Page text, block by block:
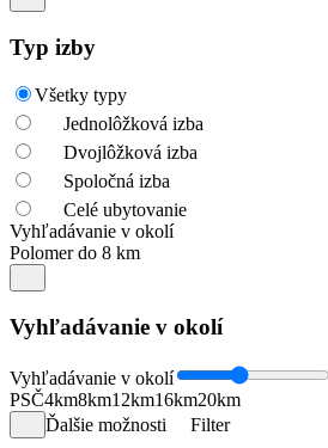
Typ izby
Všetky typy
Jednolôžková izba
Dvojlôžková izba
Spoločná izba
Celé ubytovanie
Vyhľadávanie v okolí
Polomer do 8 km
Vyhľadávanie v okolí
Vyhľadávanie v okolí
PSČ4km8km12km16km20km
Ďalšie možnosti
Filter